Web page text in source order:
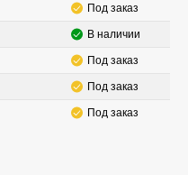
Под заказ
В наличии
Под заказ
Под заказ
Под заказ